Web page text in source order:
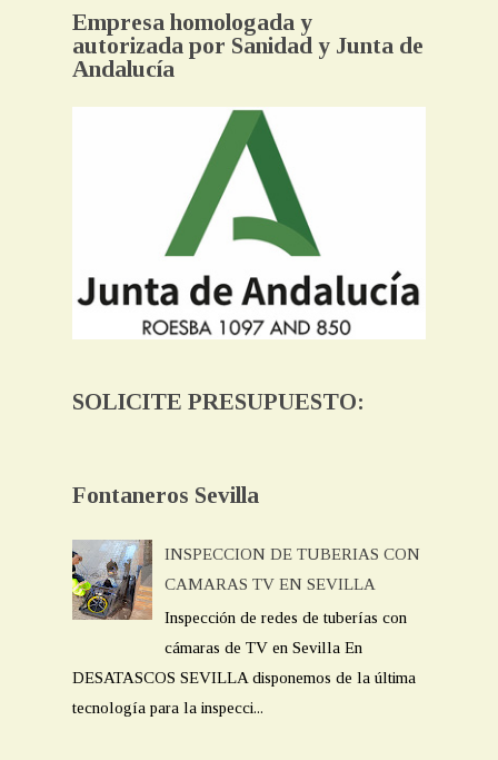
Empresa homologada y
autorizada por Sanidad y Junta de
Andalucía
SOLICITE PRESUPUESTO:
Fontaneros Sevilla
INSPECCION DE TUBERIAS CON
CAMARAS TV EN SEVILLA
Inspección de redes de tuberías con
cámaras de TV en Sevilla En
DESATASCOS SEVILLA disponemos de la última
tecnología para la inspecci...